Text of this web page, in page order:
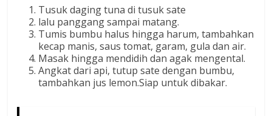
Tusuk daging tuna di tusuk sate
lalu panggang sampai matang.
Tumis bumbu halus hingga harum, tambahkan
kecap manis, saus tomat, garam, gula dan air.
Masak hingga mendidih dan agak mengental.
Angkat dari api, tutup sate dengan bumbu,
tambahkan jus lemon.Siap untuk dibakar.